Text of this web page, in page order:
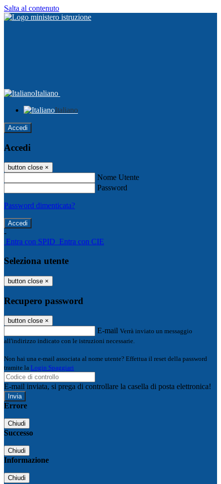
Salta al contenuto
Italiano
Italiano
Accedi
Accedi
button close ×
Nome Utente
Password
Password dimenticata?
-
Entra con SPID Entra con CIE
Seleziona utente
button close ×
Recupero password
button close ×
E-mail Verrà inviato un messaggio
all'indirizzo indicato con le istruzioni necessarie.
Non hai una e-mail associata al nome utente? Effettua il reset della password
tramite la Login Spaggiari
E-mail inviata, si prega di controllare la casella di posta elettronica!
Errore
Chiudi
Successo
Chiudi
Informazione
Chiudi